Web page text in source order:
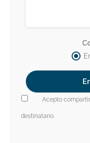
Acepto
destinatario.